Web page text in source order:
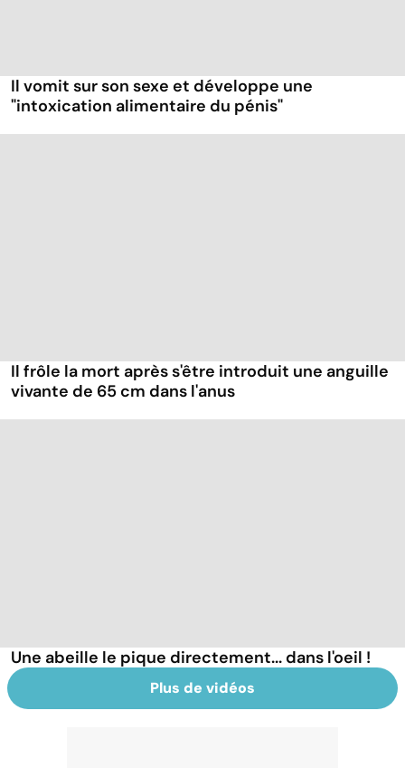
Il vomit sur son sexe et développe une
"intoxication alimentaire du pénis"
Il frôle la mort après s'être introduit une anguille
vivante de 65 cm dans l'anus
Une abeille le pique directement... dans l'oeil !
Plus de vidéos